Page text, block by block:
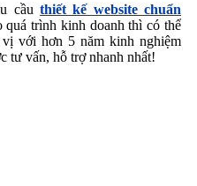
cầu thiết kế website chuẩn
quá trình kinh doanh thì có thể
với hơn 5 năm kinh nghiệm
tư vấn, hỗ trợ nhanh nhất!